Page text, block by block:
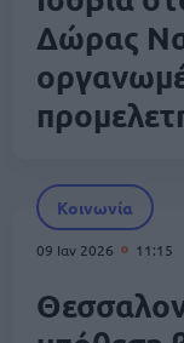
Δώρας
Κοινωνία
09 Ιαν 2026 11:15